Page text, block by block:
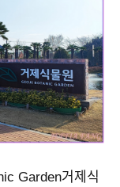
Garden거제식